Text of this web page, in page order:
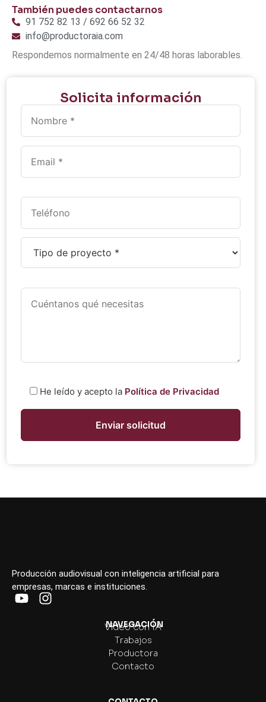
También puedes contactarnos
91 752 82 13 / 692 66 52 32
info@productoraia.com
Respondemos normalmente en 24/48 horas laborables.
Solicita información
He leído y acepto la Política de Privacidad
Producción audiovisual con inteligencia artificial para
empresas, marcas e instituciones.
NAVEGACIÓN
Vídeo con IA
Trabajos
Productora
Contacto